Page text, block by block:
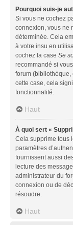
Pourquoi suis-je
Si vous ne cochez
connexion, vous ne
déterminée. Cela
à votre insu en
cochez la case Se
recommandé si
forum (bibliothèque,
cette case, cela
fonctionnalité.
Haut
À quoi sert «
Cela supprime tous
paramètres
fournissent aussi
lecture des
administrateur du
connexion ou de
résoudre.
Haut